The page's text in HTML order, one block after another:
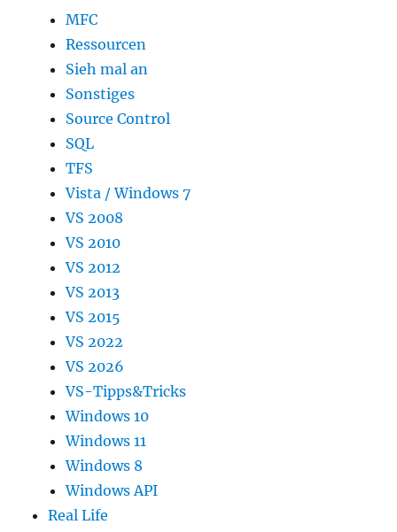
MFC
Ressourcen
Sieh mal an
Sonstiges
Source Control
SQL
TFS
Vista / Windows 7
VS 2008
VS 2010
VS 2012
VS 2013
VS 2015
VS 2022
VS 2026
VS-Tipps&Tricks
Windows 10
Windows 11
Windows 8
Windows API
Real Life